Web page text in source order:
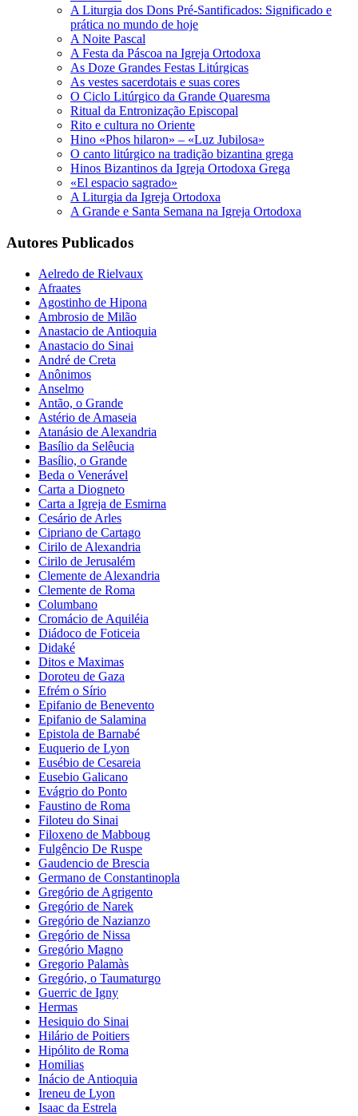
A Liturgia dos Dons Pré-Santificados: Significado e
prática no mundo de hoje
A Noite Pascal
A Festa da Páscoa na Igreja Ortodoxa
As Doze Grandes Festas Litúrgicas
As vestes sacerdotais e suas cores
O Ciclo Litúrgico da Grande Quaresma
Ritual da Entronização Episcopal
Rito e cultura no Oriente
Hino «Phos hilaron» – «Luz Jubilosa»
O canto litúrgico na tradição bizantina grega
Hinos Bizantinos da Igreja Ortodoxa Grega
«El espacio sagrado»
A Liturgia da Igreja Ortodoxa
A Grande e Santa Semana na Igreja Ortodoxa
Autores Publicados
Aelredo de Rielvaux
Afraates
Agostinho de Hipona
Ambrosio de Milão
Anastacio de Antioquia
Anastacio do Sinai
André de Creta
Anônimos
Anselmo
Antão, o Grande
Astério de Amaseia
Atanásio de Alexandria
Basílio da Selêucia
Basílio, o Grande
Beda o Venerável
Carta a Diogneto
Carta a Igreja de Esmirna
Cesário de Arles
Cipriano de Cartago
Cirilo de Alexandria
Cirilo de Jerusalém
Clemente de Alexandria
Clemente de Roma
Columbano
Cromácio de Aquiléia
Diádoco de Foticeia
Didaké
Ditos e Maximas
Doroteu de Gaza
Efrém o Sírio
Epifanio de Benevento
Epifanio de Salamina
Epistola de Barnabé
Euquerio de Lyon
Eusébio de Cesareia
Eusebio Galicano
Evágrio do Ponto
Faustino de Roma
Filoteu do Sinai
Filoxeno de Mabboug
Fulgêncio De Ruspe
Gaudencio de Brescia
Germano de Constantinopla
Gregório de Agrigento
Gregório de Narek
Gregório de Nazianzo
Gregório de Nissa
Gregório Magno
Gregorio Palamàs
Gregório, o Taumaturgo
Guerric de Igny
Hermas
Hesiquio do Sinai
Hilário de Poitiers
Hipólito de Roma
Homilias
Inácio de Antioquia
Ireneu de Lyon
Isaac da Estrela